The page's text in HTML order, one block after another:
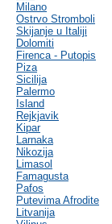
Milano
Ostrvo Stromboli
Skijanje u Italiji
Dolomiti
Firenca - Putopis
Piza
Sicilija
Palermo
Island
Rejkjavik
Kipar
Larnaka
Nikozija
Limasol
Famagusta
Pafos
Putevima Afrodite
Litvanija